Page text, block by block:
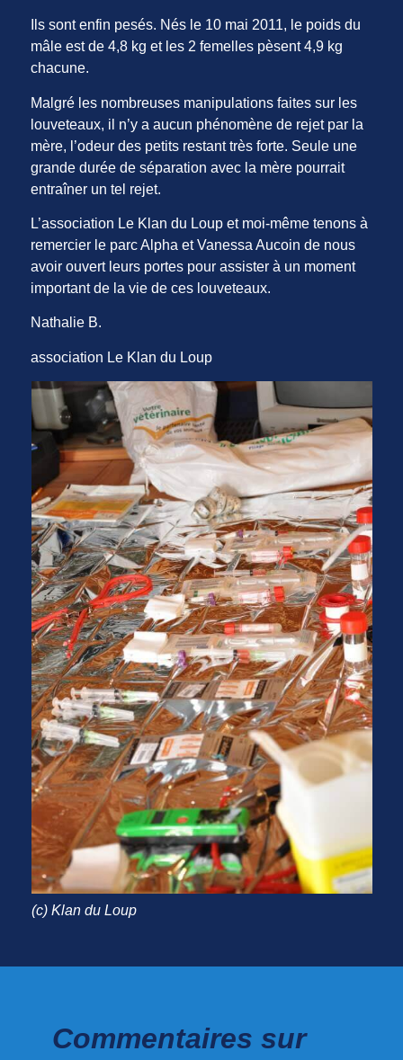
Ils sont enfin pesés. Nés le 10 mai 2011, le poids du
mâle est de 4,8 kg et les 2 femelles pèsent 4,9 kg
chacune.
Malgré les nombreuses manipulations faites sur les
louveteaux, il n’y a aucun phénomène de rejet par la
mère, l’odeur des petits restant très forte. Seule une
grande durée de séparation avec la mère pourrait
entraîner un tel rejet.
L’association Le Klan du Loup et moi-même tenons à
remercier le parc Alpha et Vanessa Aucoin de nous
avoir ouvert leurs portes pour assister à un moment
important de la vie de ces louveteaux.
Nathalie B.
association Le Klan du Loup
(c) Klan du Loup
Commentaires sur